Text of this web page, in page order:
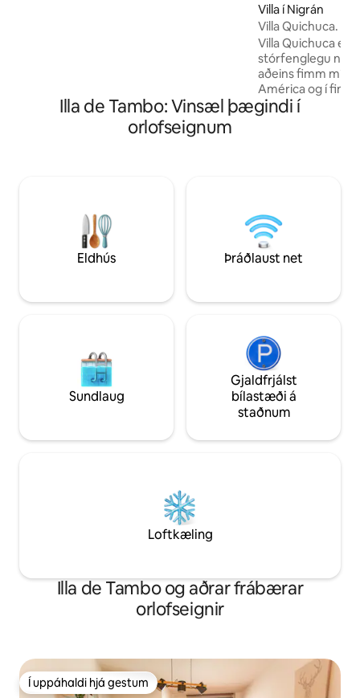
Villa í Nigrán
Villa Quichuca.
Villa Quichuca er
stórfenglegu
aðeins fimm
América og í
frá Vigo og
ljósin fyrir þessa 2025. Í húsinu,
Illa de Tambo: Vinsæl þægindi í
orlofseignum
Eldhús Þráðlaust net
Sundlaug
Gjaldfrjálst
bílastæði á
staðnum
Loftkæling
Illa de Tambo og aðrar frábærar
orlofseignir
Í uppáhaldi hjá gestum
Í uppáhaldi hjá gestum